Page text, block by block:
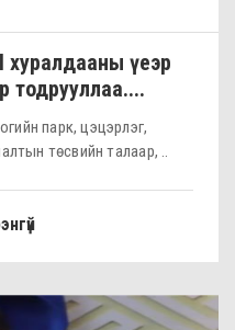
үеэр
тодрууллаа....
парк, цэцэрлэг,
төсвийн талаар, ..